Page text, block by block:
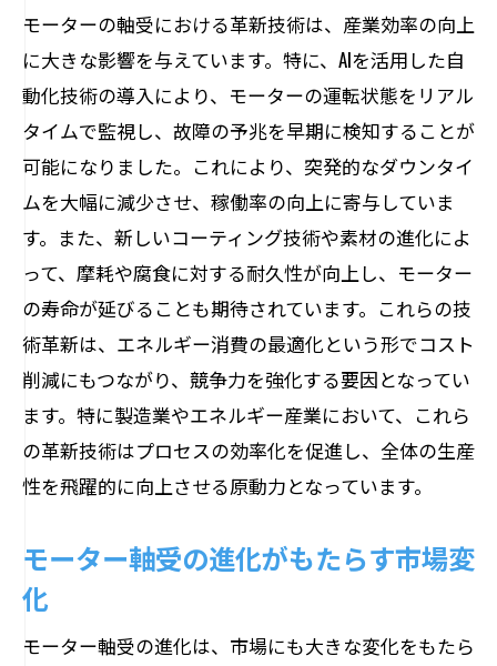
耐久性を飛躍的に高める素材技術
新素材によるメンテナンスフリー化の実
現
モーター軸受における耐摩耗性の強化
革新素材がもたらす長寿命化
モーター性能を支える素材技術の進化
未来の素材開発が拓く新たな可能性
AIによるモーター軸受の自動化と効率化の未
来
AI技術がもたらす自動化の進化
予知保全を可能にするAI分析
効率化を促進するAI制御システム
AIによるリアルタイムモニタリング
未来を見据えたAI技術の導入
への貢献
モーターの軸受における革新技術は、産業効率の向上
に大きな影響を与えています。特に、AIを活用した自
動化技術の導入により、モーターの運転状態をリアル
タイムで監視し、故障の予兆を早期に検知することが
可能になりました。これにより、突発的なダウンタイ
ムを大幅に減少させ、稼働率の向上に寄与していま
す。また、新しいコーティング技術や素材の進化によ
って、摩耗や腐食に対する耐久性が向上し、モーター
の寿命が延びることも期待されています。これらの技
術革新は、エネルギー消費の最適化という形でコスト
削減にもつながり、競争力を強化する要因となってい
ます。特に製造業やエネルギー産業において、これら
の革新技術はプロセスの効率化を促進し、全体の生産
性を飛躍的に向上させる原動力となっています。
モーター軸受の進化がもたらす市場変
化
モーター軸受の進化は、市場にも大きな変化をもたら